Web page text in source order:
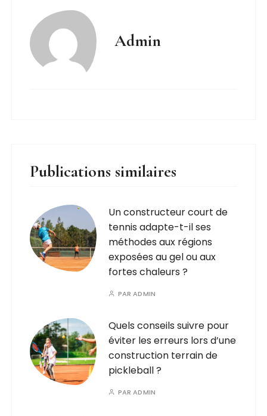
Admin
Publications similaires
Un constructeur court de
tennis adapte-t-il ses
méthodes aux régions
exposées au gel ou aux
fortes chaleurs ?
PARADMIN
Quels conseils suivre pour
éviter les erreurs lors d’une
construction terrain de
pickleball ?
PARADMIN